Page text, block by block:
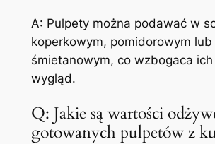
A: Pulpety można podawać w
koperkowym, pomidorowym lub
śmietanowym, co wzbogaca
wygląd.
Q: Jakie są wartości
gotowanych pulpetów z